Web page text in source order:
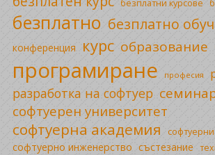
безплатни курсове
безплатно безплатно
конференция курс образование
програмиране професия
разработка на софтуер
софтуерен университет
софтуерна академия
софтуерно инженерство състезание